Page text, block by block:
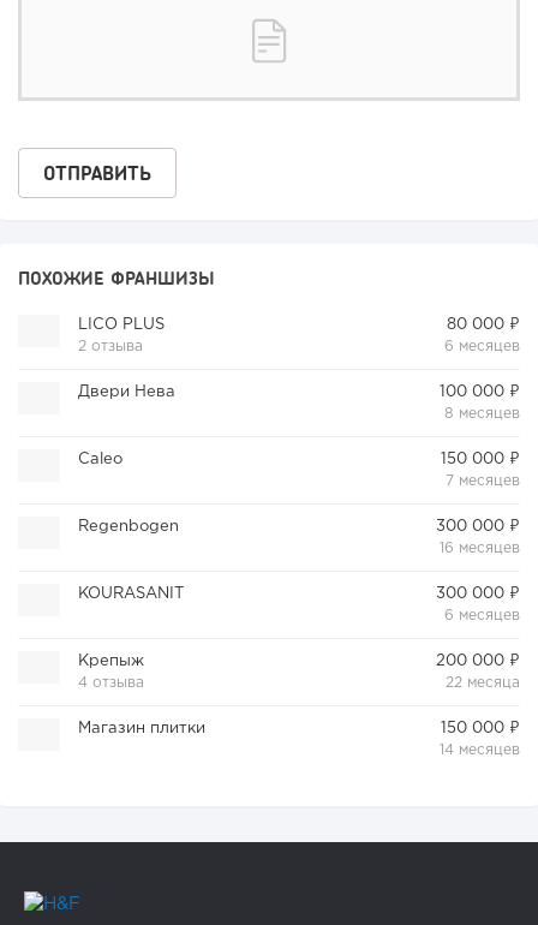
ПОХОЖИЕ ФРАНШИЗЫ
LICO PLUS
2 отзыва
80 000 ₽
6 месяцев
Двери Нева
100 000 ₽
8 месяцев
Caleo
150 000 ₽
7 месяцев
Regenbogen
300 000 ₽
16 месяцев
KOURASANIT
300 000 ₽
6 месяцев
Крепыж
4 отзыва
200 000 ₽
22 месяца
Магазин плитки
150 000 ₽
14 месяцев